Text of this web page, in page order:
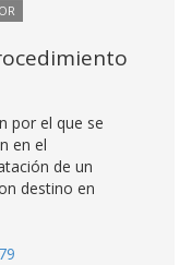
por el que se
en el
de un
destino en